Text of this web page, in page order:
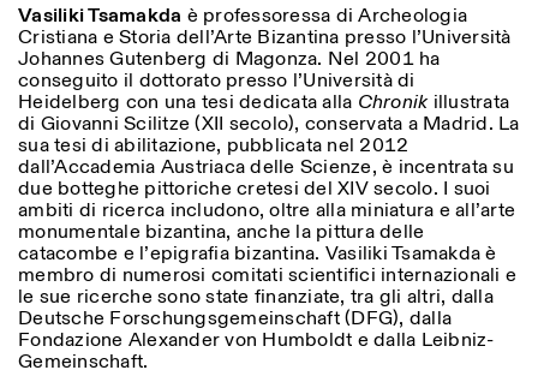
Vasiliki Tsamakda è professoressa di Archeologia
Cristiana e Storia dell’Arte Bizantina presso l’Università
Johannes Gutenberg di Magonza. Nel 2001 ha
conseguito il dottorato presso l’Università di
Heidelberg con una tesi dedicata alla Chronikillustrata
di Giovanni Scilitze (XII secolo), conservata a Madrid. La
sua tesi di abilitazione, pubblicata nel 2012
dall’Accademia Austriaca delle Scienze, è incentrata su
due botteghe pittoriche cretesi del XIV secolo. I suoi
ambiti di ricerca includono, oltre alla miniatura e all’arte
monumentale bizantina, anche la pittura delle
catacombe e l’epigrafia bizantina. Vasiliki Tsamakda è
membro di numerosi comitati scientifici internazionali e
le sue ricerche sono state finanziate, tra gli altri, dalla
Deutsche Forschungsgemeinschaft (DFG), dalla
Fondazione Alexander von Humboldt e dalla Leibniz-
Gemeinschaft.